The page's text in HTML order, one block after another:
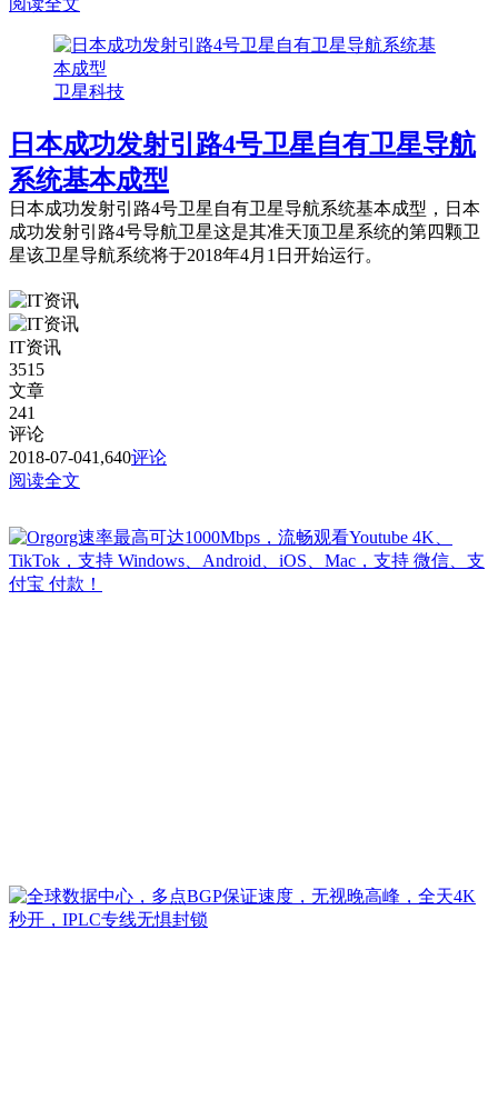
阅读全文
卫星科技
日本成功发射引路4号卫星自有卫星导航
系统基本成型
日本成功发射引路4号卫星自有卫星导航系统基本成型，日本
成功发射引路4号导航卫星这是其准天顶卫星系统的第四颗卫
星该卫星导航系统将于2018年4月1日开始运行。
IT资讯
3515
文章
241
评论
2018-07-041,640评论
阅读全文